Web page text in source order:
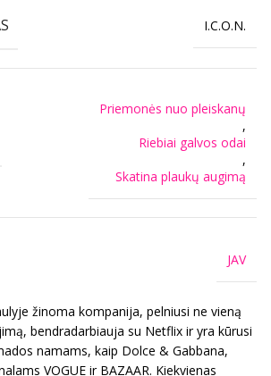
I.C.O.N.
Priemonės nuo pleiskanų
,
Riebiai galvos odai
,
Skatina plaukų augimą
JAV
žinoma kompanija, pelniusi ne vieną
bendradarbiauja su Netflix ir yra kūrusi
namams, kaip Dolce & Gabbana,
VOGUE ir BAZAAR. Kiekvienas